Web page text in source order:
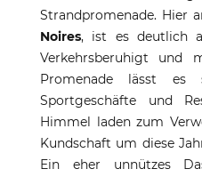
Strandpromenade. Hier
Noires, ist es deutlich
Verkehrsberuhigt und
Promenade lässt es
Sportgeschäfte und
Himmel laden zum
Kundschaft um diese
Ein eher unnützes